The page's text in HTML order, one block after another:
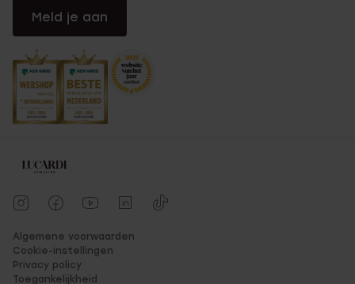
Meld je aan
Algemene voorwaarden
Cookie-instellingen
Privacy policy
Toegankelijkheid